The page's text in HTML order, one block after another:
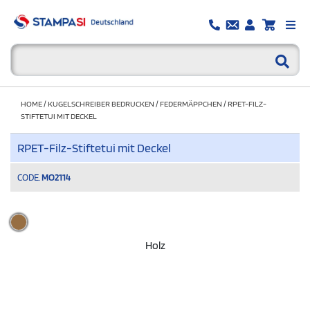
HOME/KUGELSCHREIBER BEDRUCKEN /FEDERMÄPPCHEN /RPET-FILZ-
STIFTETUI MIT DECKEL
RPET-Filz-Stiftetui mit Deckel
CODE. MO2114
Holz